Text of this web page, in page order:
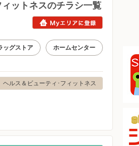
ットネスのチラシ一覧
ッグストア ホームセンター
ヘルス＆ビューティ･フィットネス